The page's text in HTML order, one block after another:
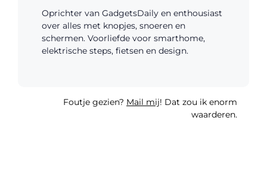
Oprichter van GadgetsDaily en enthousiast
over alles met knopjes, snoeren en
schermen. Voorliefde voor smarthome,
elektrische steps, fietsen en design.
Foutje gezien? Mail mij! Dat zou ik enorm
waarderen.